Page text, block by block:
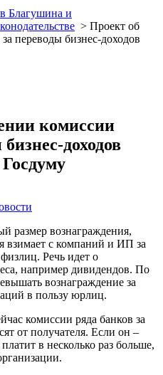
Благушина и
> Проект об
переводы бизнес-доходов
комиссии
доходов
размер вознаграждения,
взимает с компаний и ИП за
Речь идет о
например дивидендов. По
вознаграждение за
в пользу юрлиц.
комиссии ряда банков за
от получателя. Если он –
в несколько раз больше,